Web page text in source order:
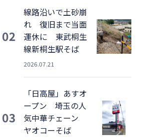
02
線路沿いで土砂崩
れ 復旧まで当面
運休に 東武桐生
線新桐生駅そば
2026.07.21
03
「日高屋」あすオ
ープン 埼玉の人
気中華チェーン
ヤオコーそば